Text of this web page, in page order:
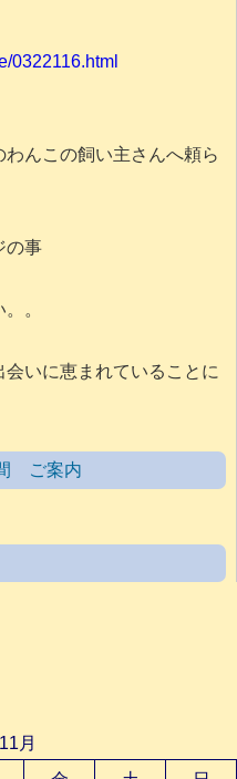
0322116.html
んこの飼い主さんへ頼ら
事
。
いに恵まれていることに
ご案内
月